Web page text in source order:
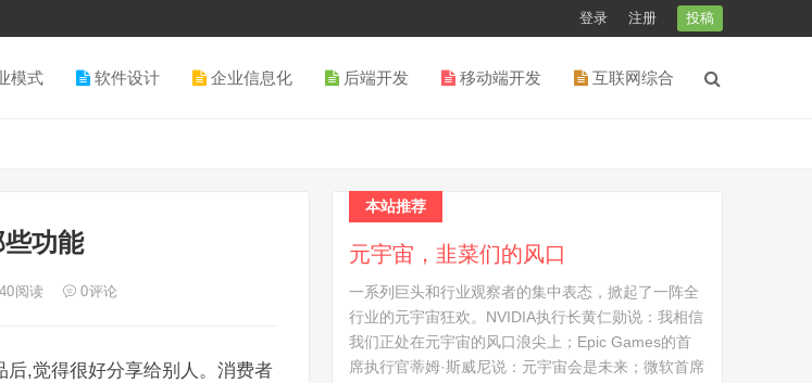
登录 注册 投稿
模式 软件设计 企业信息化 后端开发 移动端开发 互联网综合
功能
阅读 0评论
,觉得很好分享给别人。消费者
本站推荐
元宇宙，韭菜们的风口
一系列巨头和行业观察者的集中表态，掀起了一阵全
行业的元宇宙狂欢。NVIDIA执行长黄仁勋说：我相信
我们正处在元宇宙的风口浪尖上；Epic Games的首
席执行官蒂姆·斯威尼说：元宇宙会是未来；微软首席